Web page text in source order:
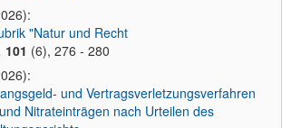
"Natur und Recht
101 (6), 276 - 280
und Vertragsverletzungsverfahren
Nitrateinträgen nach Urteilen des